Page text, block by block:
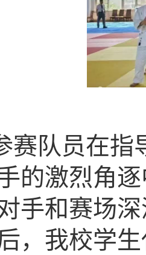
赛队员在指
的激烈角
手和赛场
，我校学